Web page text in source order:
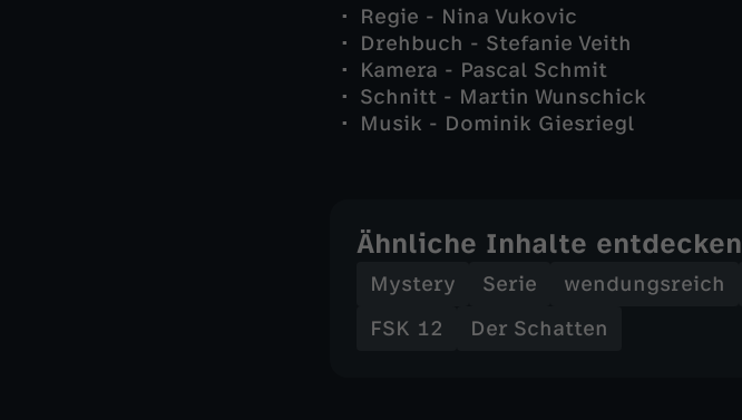
Regie - Nina Vukovic
Drehbuch - Stefanie Veith
Kamera - Pascal Schmit
Schnitt - Martin Wunschick
Musik - Dominik Giesriegl
Ähnliche Inhalte entdecken
Mystery Serie wendungsreich
FSK 12
Der Schatten